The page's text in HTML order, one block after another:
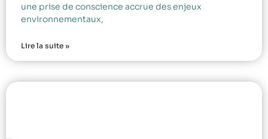
une prise de conscience accrue des enjeux
environnementaux,
Lire la suite »